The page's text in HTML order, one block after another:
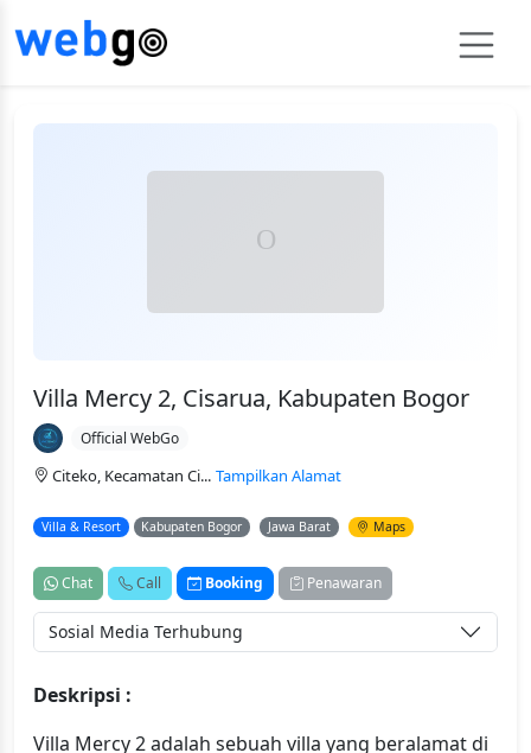
Villa Mercy 2, Cisarua, Kabupaten Bogor
Official WebGo
Citeko, Kecamatan Ci... Tampilkan Alamat
Villa & Resort Kabupaten Bogor Jawa Barat Maps
Chat Call Booking Penawaran
Sosial Media Terhubung
Deskripsi :
Villa Mercy 2 adalah sebuah villa yang beralamat di